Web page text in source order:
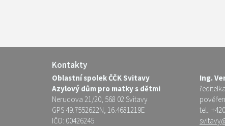
Kontakty
Oblastní spolek ČČK Svitavy
Azylový dům pro matky s dětmi
Nerudova 21/20, 568 02 Svitavy
GPS 49.7552622N, 16.4681219E
IČO: 00426245
Ing.
tel.: